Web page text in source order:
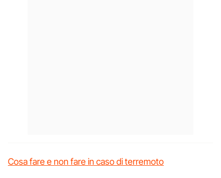
Cosa fare e non fare in caso di terremoto